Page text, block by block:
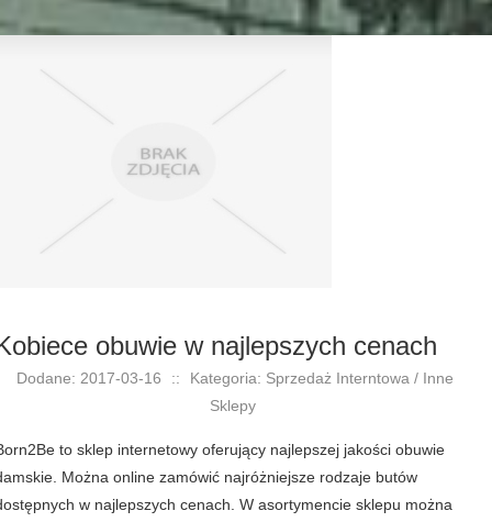
obuwie w najlepszych cenach
Dodane: 2017-03-16 ::
Kategoria: Sprzedaż Interntowa / Inne
Sklepy
to sklep internetowy oferujący najlepszej jakości obuwie
Można online zamówić najróżniejsze rodzaje butów
w najlepszych cenach. W asortymencie sklepu można